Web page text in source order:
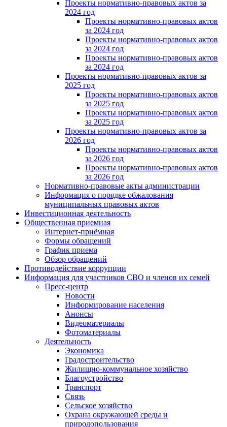
Проекты нормативно-правовых актов за
2024 год
Проекты нормативно-правовых актов
за 2024 год
Проекты нормативно-правовых актов
за 2024 год
Проекты нормативно-правовых актов
за 2024 год
Проекты нормативно-правовых актов за
2025 год
Проекты нормативно-правовых актов
за 2025 год
Проекты нормативно-правовых актов
за 2025 год
Проекты нормативно-правовых актов за
2026 год
Проекты нормативно-правовых актов
за 2026 год
Проекты нормативно-правовых актов
за 2026 год
Нормативно-правовые акты администрации
Информация о порядке обжалования
муниципальных правовых актов
Инвестиционная деятельность
Общественная приемная
Интернет-приёмная
Формы обращений
График приема
Обзор обращений
Противодействие коррупции
Информация для участников СВО и членов их семей
Пресс-центр
Новости
Информирование населения
Анонсы
Видеоматериалы
Фотоматериалы
Деятельность
Экономика
Градостроительство
Жилищно-коммунальное хозяйство
Благоустройство
Транспорт
Связь
Сельское хозяйство
Охрана окружающей среды и
природопользования